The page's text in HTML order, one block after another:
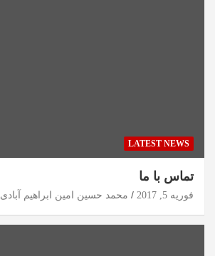
LATEST NEWS
تماس با ما
فوریه 5, 2017 محمد حسین امین ابراهیم آبادی